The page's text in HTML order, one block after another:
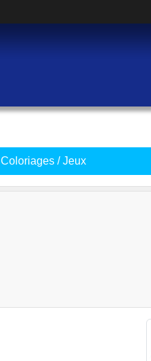
Coloriages / Jeux